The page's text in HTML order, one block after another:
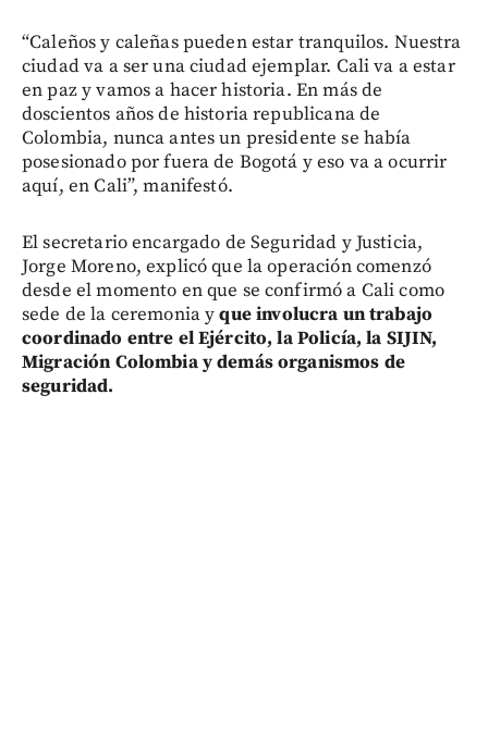
“Caleños y caleñas pueden estar tranquilos. Nuestra
ciudad va a ser una ciudad ejemplar. Cali va a estar
en paz y vamos a hacer historia. En más de
doscientos años de historia republicana de
Colombia, nunca antes un presidente se había
posesionado por fuera de Bogotá y eso va a ocurrir
aquí, en Cali”, manifestó.
El secretario encargado de Seguridad y Justicia,
Jorge Moreno, explicó que la operación comenzó
desde el momento en que se confirmó a Cali como
sede de la ceremonia yque involucra un trabajo
coordinado entre el Ejército, la Policía, la SIJIN,
Migración Colombia y demás organismos de
seguridad.